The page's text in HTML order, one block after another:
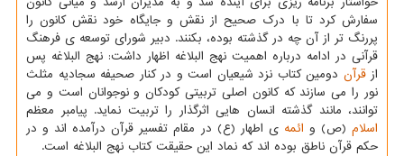
سفارش كرد تا با درك صحیح از نقش و جایگاه خود نقش كانون را
پررنگ تر از آن چه در گذشته بوده، بكنند. دبیر شورای توسعه ی فرهنگ
قرآنی در ادامه درباره اهمیت نهج البلاغه اظهار داشت: نهج البلاغه پس
ازقرآن دومین كتاب نزد شیعیان است و در كنار صحیفه سجادیه مثلث
نور را می سازند كه كانون اصلی تربیتی كودكان و نوجوانان است و می
توانند، مانند گذشته انسان هایی اثرگذار را تربیت نماید. پیامبر معظم
اسلام(ص) و ائمه ی اطهار (ع) در مقام تفسیر قرآن درآمده اند و در
حكم قرآن ناطق بوده اند كه نماد این حقیقت كتاب نهج البلاغه است.